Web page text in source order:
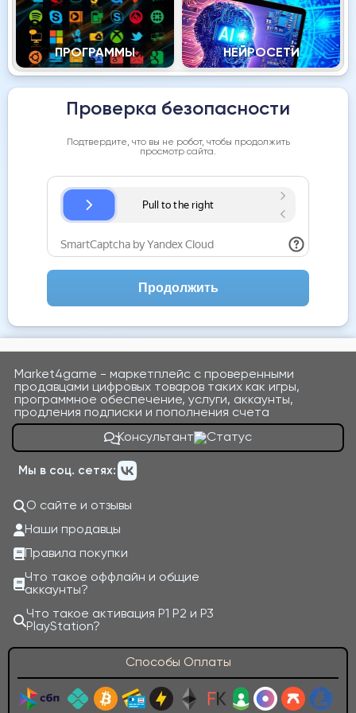
ПРОГРАММЫ НЕЙРОСЕТИ
Проверка безопасности
Подтвердите, что вы не робот, чтобы продолжить
просмотр сайта.
Продолжить
Market4game - маркетплейс с проверенными
продавцами цифровых товаров таких как игры,
программное обеспечение, услуги, аккаунты,
продления подписки и пополнения счета
Консультант
Мы в соц. сетях:
О сайте и отзывы
Наши продавцы
Правила покупки
Что такое оффлайн и общие
аккаунты?
Что такое активация P1 P2 и P3
PlayStation?
Способы Оплаты